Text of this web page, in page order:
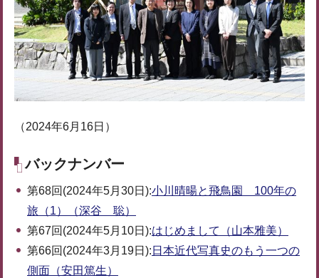
（2024年6月16日）
バックナンバー
第68回(2024年5月30日):小川晴暘と飛鳥園 100年の
旅（1）（深谷 聡）
第67回(2024年5月10日):はじめまして（山本雅美）
第66回(2024年3月19日): 日本近代写真史のもう一つの
側面（安田篤生）